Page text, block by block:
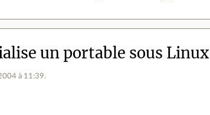
un portable sous Linux
à 11:39.